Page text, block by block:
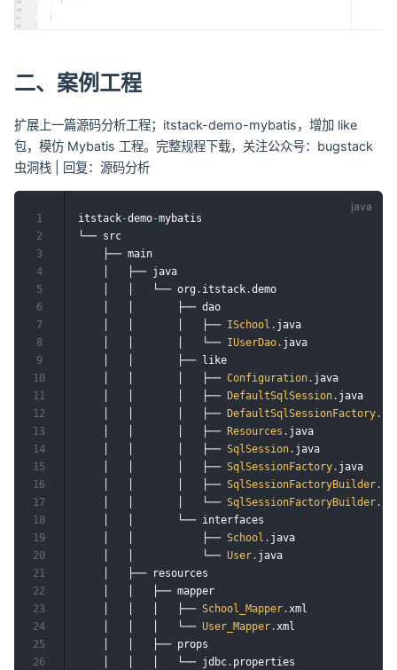
二、案例工程
扩展上一篇源码分析工程；itstack-demo-mybatis，增加 like
包，模仿 Mybatis 工程。完整规程下载，关注公众号：bugstack
虫洞栈 | 回复：源码分析
itstack-demo-mybatis
└── src
    ├── main
    │   ├── java
    │   │   └── org
. itstack .demo
    │   │       ├── dao
    │   │       │	├──
ISchool . java
    │   │       │	└──
IUserDao . java
    │   │       ├── like
    │   │       │	├──
Configuration . java
    │   │       │	├──
DefaultSqlSession . java
    │   │       │	├──
DefaultSqlSessionFactory .
    │   │       │	├──
Resources . java
    │   │       │	├──
SqlSession . java
    │   │       │	├──
SqlSessionFactory . java
    │   │       │	├──
SqlSessionFactoryBuilder .
    │   │       │	└──
SqlSessionFactoryBuilder .
    │   │       └── interfaces
    │   │         	├──
School . java
    │   │        	└──
User . java
    │   ├── resources
    │   │   ├── mapper
    │   │   │   ├──
School_Mapper .xml
    │   │   │   └──
User_Mapper .xml
    │   │   ├── props
    │   │   │   └── jdbc
. properties
1
2
3
4
5
6
7
8
9
10
11
12
13
14
15
16
17
18
19
20
21
22
23
24
25
26